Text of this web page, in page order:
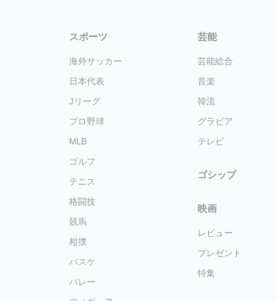
スポーツ
海外サッカー
日本代表
Jリーグ
プロ野球
MLB
ゴルフ
テニス
格闘技
競馬
相撲
バスケ
バレー
芸能
芸能総合
音楽
韓流
グラビア
テレビ
ゴシップ
映画
レビュー
プレゼント
特集